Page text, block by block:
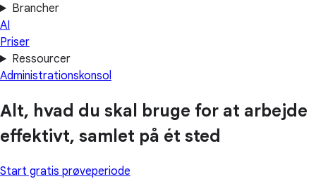
Brancher
AI
Priser
Ressourcer
Administrationskonsol
Alt, hvad du skal bruge for at arbejde
effektivt, samlet på ét sted
Start gratis prøveperiode